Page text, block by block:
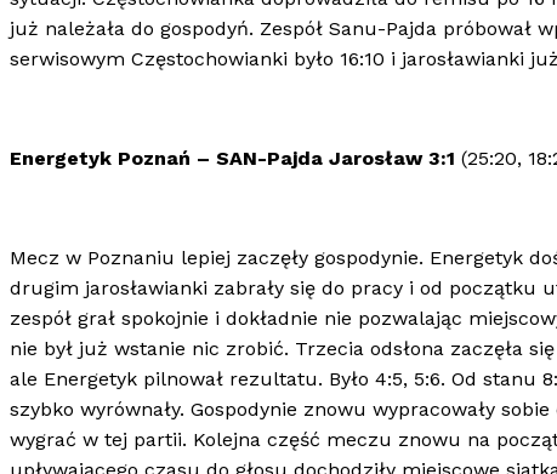
już należała do gospodyń. Zespół Sanu-Pajda
serwisowym Częstochowianki było 16:10 i jarosławianki
Energetyk Poznań – SAN-Pajda Jarosław 3:1 (25:20,
Mecz w Poznaniu lepiej zaczęły gospodynie. Energetyk
drugim jarosławianki zabrały się do pracy i od początku
zespół grał spokojnie i dokładnie nie pozwalając
nie był już wstanie nic zrobić. Trzecia odsłona zaczęła
ale Energetyk pilnował rezultatu. Było 4:5, 5:6. Od stanu
szybko wyrównały. Gospodynie znowu wypracowały
wygrać w tej partii. Kolejna część meczu znowu na